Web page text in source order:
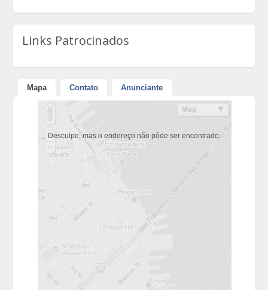
Links Patrocinados
Mapa Contato Anunciante
Desculpe, mas o endereço não pôde ser encontrado.